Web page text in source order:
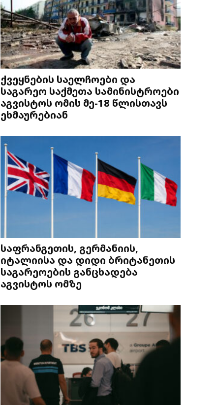
ქვეყნების საელჩოები და
საგარეო საქმეთა სამინისტროები
აგვისტოს ომის მე-18 წლისთავს
ეხმაურებიან
საფრანგეთის, გერმანიის,
იტალიისა და დიდი ბრიტანეთის
საგარეოების განცხადება
აგვისტოს ომზე